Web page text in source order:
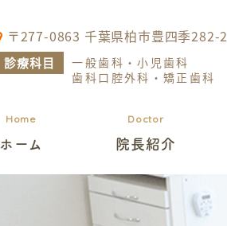
〒277-0863 千葉県柏市豊四季282-2
診療科目
一般歯科・小児歯科
歯科口腔外科・矯正歯科
Home
ホーム
Doctor
院長紹介